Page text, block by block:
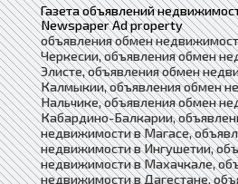
Газета объявлений
Newspaper Ad property
объявления обмен
Черкесии, объявления обмен
Элисте, объявления обмен
Калмыкии, объявления обмен
Нальчике, объявления обмен
Кабардино-Балкарии,
недвижимости в Магасе,
недвижимости в Ингушетии,
недвижимости в Махачкале,
недвижимости в Дагестане,